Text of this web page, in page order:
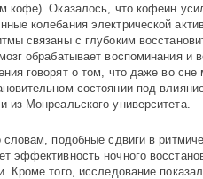
кофе). Оказалось, что кофеин
колебания электрической
связаны с глубоким
обрабатывает воспоминания и
говорят о том, что даже во
состоянии под
из Монреальского университета.
словам, подобные сдвиги в
эффективность ночного
Кроме того, исследование